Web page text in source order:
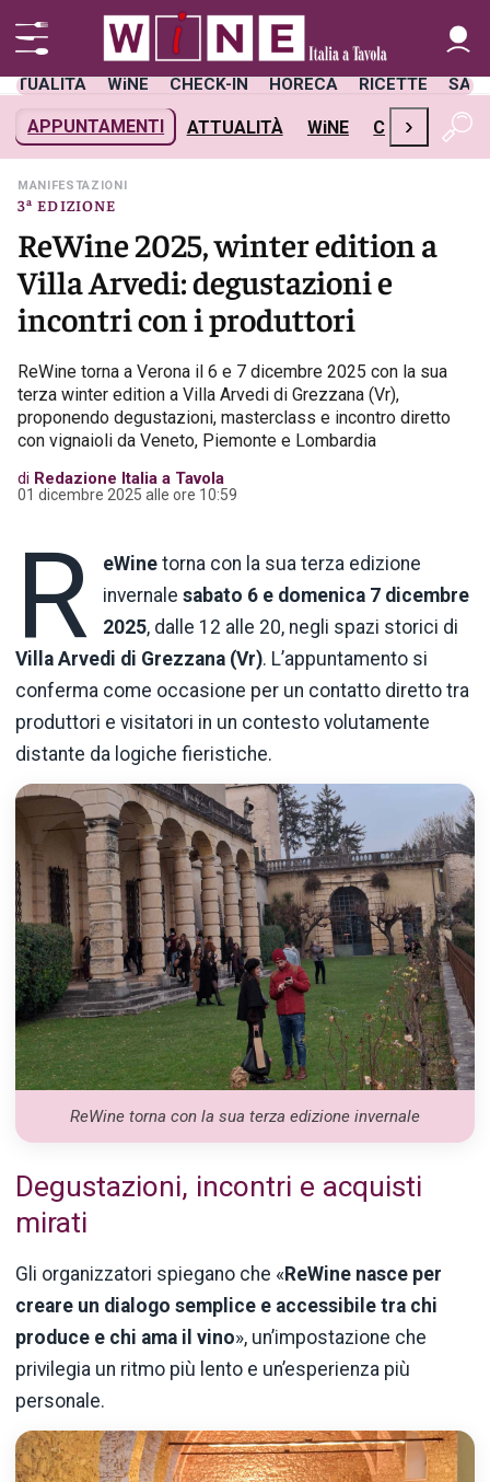
WiNE CHECK-IN HORECA RICETTE
APPUNTAMENTI ATTUALITÀ WiNE CHECK-IN
›
3ª EDIZIONE
MANIFESTAZIONI
ReWine 2025, winter edition a
Villa Arvedi: degustazioni e
incontri con i produttori
ReWine torna a Verona il 6 e 7 dicembre 2025 con la sua
terza winter edition a Villa Arvedi di Grezzana (Vr),
proponendo degustazioni, masterclass e incontro diretto
con vignaioli da Veneto, Piemonte e Lombardia
di Redazione Italia a Tavola
01 dicembre 2025 alle ore 10:59
R eWine torna con la sua terza edizione
invernalesabato 6 e domenica 7 dicembre
2025, dalle 12 alle 20, negli spazi storici di
Villa Arvedi di Grezzana (Vr). L’appuntamento si
conferma come occasione per un contatto diretto tra
produttori e visitatori in un contesto volutamente
distante da logiche fieristiche.
ReWine torna con la sua terza edizione invernale
Degustazioni, incontri e acquisti
mirati
Gli organizzatori spiegano che «ReWine nasce per
creare un dialogo semplice e accessibile tra chi
produce e chi ama il vino», un’impostazione che
privilegia un ritmo più lento e un’esperienza più
personale.